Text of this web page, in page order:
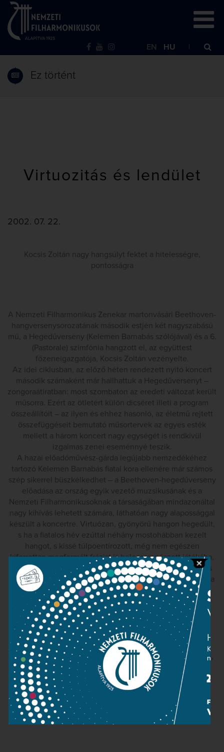
EN HU
Ez történt
Virtuozitás és lendület
2002. 07. 22.
Kocsis Zoltán nagy hangsúlyt fektet a hitelességre,
pontosságra
A Nemzeti Filharmonikus Zenekar martonvásári Beethoven-
hangversenysorozatának második estjén két nagyszabású
mű, a Hegedűverseny (Kelemen Barnabás szólójával) és a 6.
(Pastorale) szimfónia hangzott el, az együttest
főzeneigazgatója, Kocsis Zoltán vezényelte.
Az idei ciklusban, az előző héten rendezett nyitó koncert
második számaként már hallhattuk a Hegedűversenyt –
zongoraátiratban: most szombaton az eredeti változat került
műsorra. Ezért az ötletért külön dicséret illeti a program
összeállítóit – az ilyen és ehhez hasonló, az életmű rejtett
összefüggéseit bemutató műsortervek az egyes esték
mellett a három koncert nagy egységét is rendkívül
izgalmas zenei eseménnyé teszik.
A hazai előadóművész-gárda legújabb nemzedékéhez
tartozó Kelemen Barnabás fiatal kora ellenére már számos
szép sikerrel büszkélkedhet – a Beethoven-hegedűverseny
előadása az ország egyik vezető muzsikusának és a
Nemzeti Filharmonikusoknak a társaságában mindazonáltal
nagy kihívás lehetett számára, láthatóan nagy alapossággal
készült a koncertre. Virtuózan, gyönyörű hangon hegedült,
s ha a fiatalos hév ezúttal néhány mostohábban kezelt
hangot, s kissé túlpoentírozott, még nem egészen
kiforrottan megformált frázist is belecsempészett játékába,
lendülete, ösztönös muzikalitása, a Hegedűverseny máris
nagyon magas színvonalú tolmácsolása méltán váltotta ki a
közönség ovációját.
A versenyműben kísérő szerepét kifogástalanul ellátó
zenekar a 6. szimfóniában is nagyszerű formában, szép
hangszínekkel muzsikált. Kocsis hallhatóan nagy súlyt
fektetett a karakterek hitelességére, a frazeálás
pontosságára (gyönyörűen kidolgozták a fúvósszólókat):
egy pillanatra sem engedve a koncentráció intenzitásából,
biztos kézzel vezette át együttesét e hatalmas, s nem
igazán közönségkedvenc mű buktatóin. A hallgatóság a
jelentős eseménynek kijáró figyelemmel hallgatta az
előadást, s nagy tapssal ünnepelte a Nemzeti
Filharmonikusok kiváló művészeit és karmesterét.